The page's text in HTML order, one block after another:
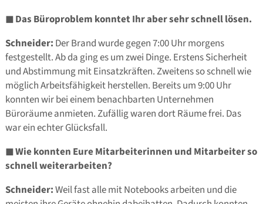
◼Das Büroproblem konntet Ihr aber sehr schnell lösen.
Schneider: Der Brand wurde gegen 7:00 Uhr morgens
festgestellt. Ab da ging es um zwei Dinge. Erstens Sicherheit
und Abstimmung mit Einsatzkräften. Zweitens so schnell wie
möglich Arbeitsfähigkeit herstellen. Bereits um 9:00 Uhr
konnten wir bei einem benachbarten Unternehmen
Büroräume anmieten. Zufällig waren dort Räume frei. Das
war ein echter Glücksfall.
◼Wie konnten Eure Mitarbeiterinnen und Mitarbeiter so
schnell weiterarbeiten?
Schneider:Weil fast alle mit Notebooks arbeiten und die